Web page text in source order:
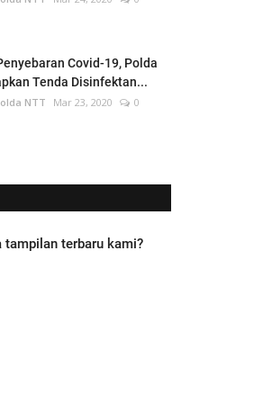
Covid-19, Polda
Tenda Disinfektan...
NTT Mar 23, 2020
0
tampilan terbaru kami?